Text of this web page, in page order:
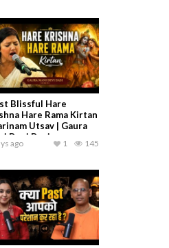
Blissful Hare
Hare Rama Kirtan
Utsav | Gaura
Devi Dasi
ago 145
1